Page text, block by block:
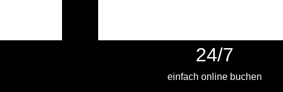
24/7
einfach online buchen